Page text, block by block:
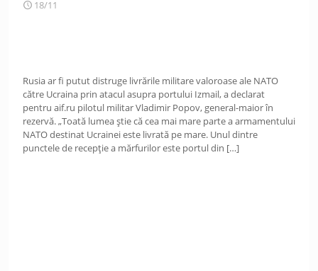
18/11
Rusia ar fi putut distruge livrările militare valoroase ale NATO
către Ucraina prin atacul asupra portului Izmail, a declarat
pentru aif.ru pilotul militar Vladimir Popov, general-maior în
rezervă. „Toată lumea știe că cea mai mare parte a armamentului
NATO destinat Ucrainei este livrată pe mare. Unul dintre
punctele de recepție a mărfurilor este portul din […]